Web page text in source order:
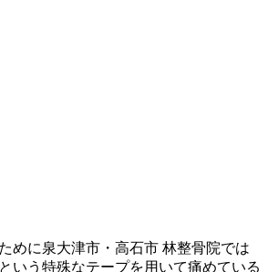
めに泉大津市・高石市 林整骨院では
いう特殊なテープを用いて痛めている